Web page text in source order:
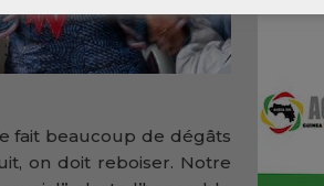
fait beaucoup de dégâts
on doit reboiser. Notre